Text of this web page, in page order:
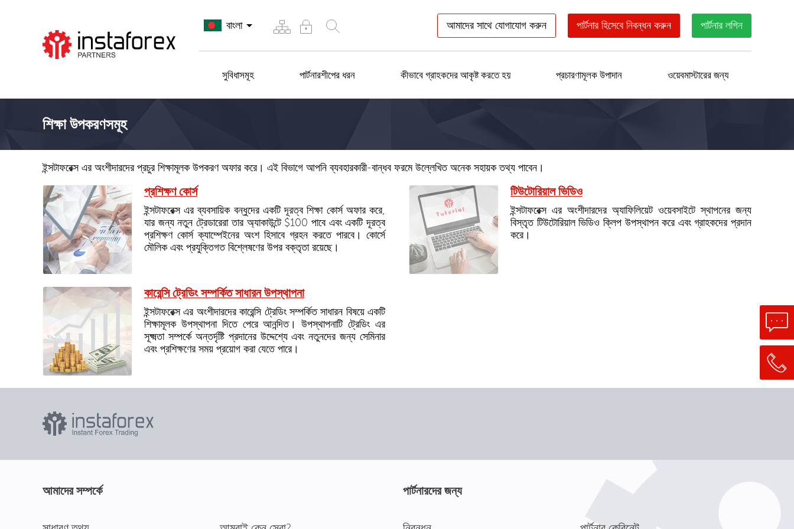
বাংলা আমাদের সাথে যোগাযোগ করুন পার্টনার হিসেবে নিবন্ধন করুন পার্টনার লগিন
সুবিধাসমূহ পার্টনারশীপের ধরন কীভাবে গ্রাহকদের আকৃষ্ট করতে হয় প্রচারণামূলক উপাদান ওয়েবমাস্টারের জন্য
শিক্ষা উপকরণসমূহ
ইন্সটাফরেক্স এর অংশীদারদের প্রচুর শিক্ষামূলক উপকরণ অফার করে। এই বিভাগে আপনি ব্যবহারকারী-বান্ধব ফরমে উল্লেখিত অনেক সহায়ক তথ্য পাবেন।
প্রশিক্ষণ কোর্স
ইন্সটাফরেক্স এর ব্যবসায়িক বন্ধুদের একটি দূরত্ব শিক্ষা কোর্স অফার করে,
যার জন্য নতুন ট্রেডারেরা তার অ্যাকাউন্টে $100 পাবে এবং একটি দূরত্ব
প্রশিক্ষণ কোর্স ক্যাম্পেইনের অংশ হিসাবে গ্রহন করতে পারবে। কোর্সে
মৌলিক এবং প্রযুক্তিগত বিশ্লেষণের উপর বক্তৃতা রয়েছে।
টিউটোরিয়াল ভিডিও
ইন্সটাফরেক্স এর অংশীদারদের অ্যাফিলিয়েট ওয়েবসাইটে স্থাপনের জন্য
বিস্তৃত টিউটোরিয়াল ভিডিও ক্লিপ উপস্থাপন করে এবং গ্রাহকদের প্রদান
করে।
কারেন্সি ট্রেডিং সম্পর্কিত সাধারন উপস্থাপনা
ইন্সটাফরেক্স এর অংশীদারদের কারেন্সি ট্রেডিং সম্পর্কিত সাধারন বিষয়ে একটি
শিক্ষামূলক উপস্থাপনা দিতে পেরে আনন্দিত। উপস্থাপনাটি ট্রেডিং এর
সূক্ষ্মতা সম্পর্কে অন্তর্দৃষ্টি প্রদানের উদ্দেশ্যে এবং নতুনদের জন্য সেমিনার
এবং প্রশিক্ষণের সময় প্রয়োগ করা যেতে পারে।
আমাদের সম্পর্কে পার্টনারদের জন্য